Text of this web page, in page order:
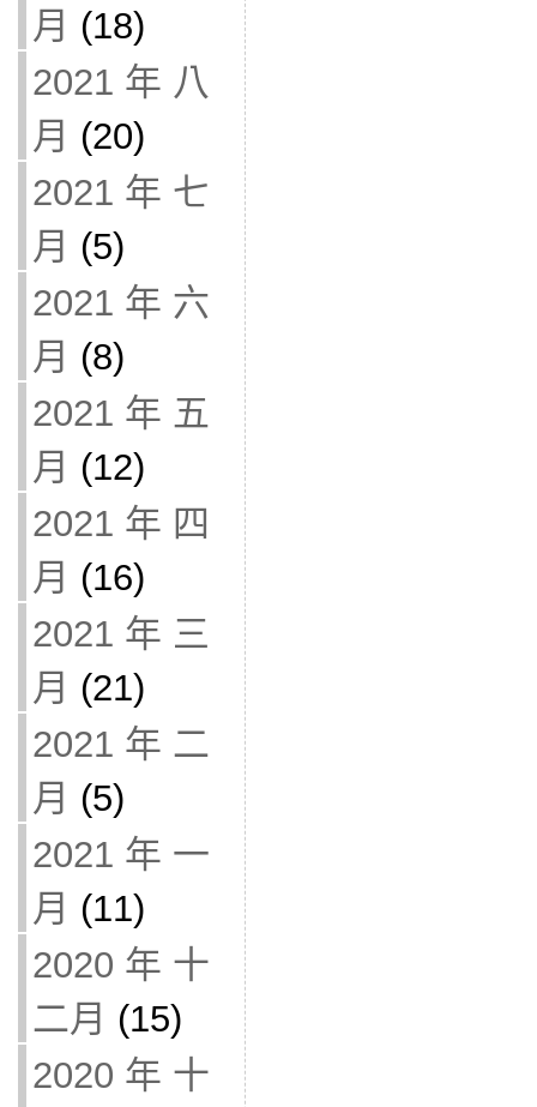
月 (18)
2021 年 八
月 (20)
2021 年 七
月 (5)
2021 年 六
月 (8)
2021 年 五
月 (12)
2021 年 四
月 (16)
2021 年 三
月 (21)
2021 年 二
月 (5)
2021 年 一
月 (11)
2020 年 十
二月 (15)
2020 年 十